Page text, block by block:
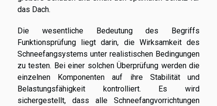
das Dach.
Die wesentliche Bedeutung des Begriffs
Funktionsprüfung liegt darin, die Wirksamkeit des
Schneefangsystems unter realistischen Bedingungen
zu testen. Bei einer solchen Überprüfung werden die
einzelnen Komponenten auf ihre Stabilität und
Belastungsfähigkeit kontrolliert. Es wird
sichergestellt, dass alle Schneefangvorrichtungen